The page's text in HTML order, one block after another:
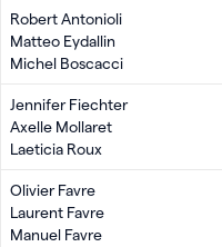
Robert Antonioli
Matteo Eydallin
Michel Boscacci
Jennifer Fiechter
Axelle Mollaret
Laeticia Roux
Olivier Favre
Laurent Favre
Manuel Favre